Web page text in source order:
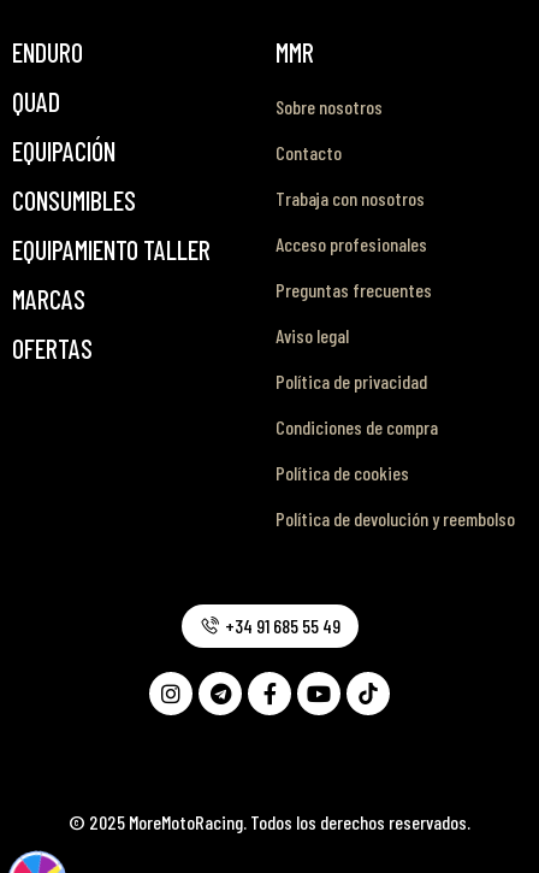
ENDURO
QUAD
EQUIPACIÓN
CONSUMIBLES
EQUIPAMIENTO TALLER
MARCAS
OFERTAS
MMR
Sobre nosotros
Contacto
Trabaja con nosotros
Acceso profesionales
Preguntas frecuentes
Aviso legal
Política de privacidad
Condiciones de compra
Política de cookies
Política de devolución y reembolso
© 2025 MoreMotoRacing. Todos los derechos reservados.
+34 91 685 55 49